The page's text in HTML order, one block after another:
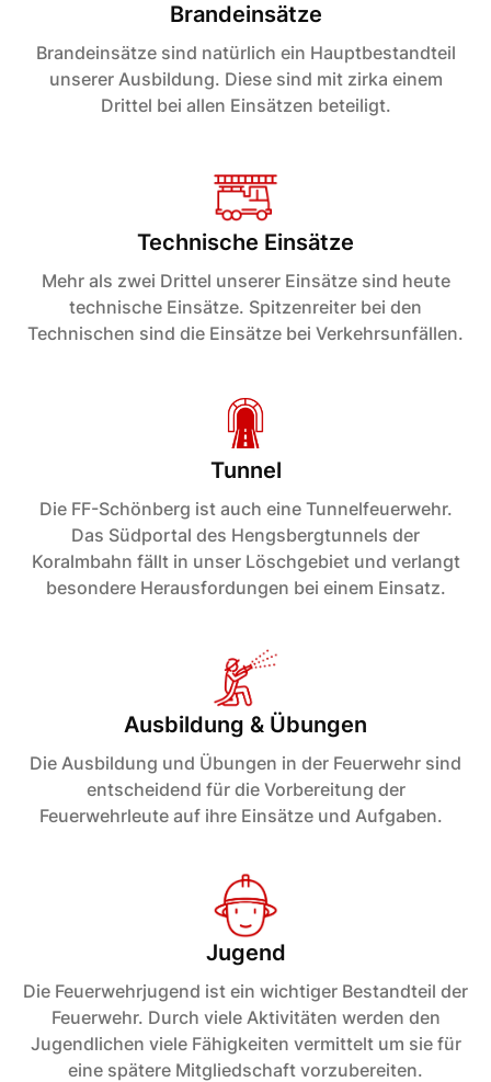
Brandeinsätze
Brandeinsätze sind natürlich ein Hauptbestandteil
unserer Ausbildung. Diese sind mit zirka einem
Drittel bei allen Einsätzen beteiligt.
Technische Einsätze
Mehr als zwei Drittel unserer Einsätze sind heute
technische Einsätze. Spitzenreiter bei den
Technischen sind die Einsätze bei Verkehrsunfällen.
Tunnel
Die FF-Schönberg ist auch eine Tunnelfeuerwehr.
Das Südportal des Hengsbergtunnels der
Koralmbahn fällt in unser Löschgebiet und verlangt
besondere Herausfordungen bei einem Einsatz.
Ausbildung & Übungen
Die Ausbildung und Übungen in der Feuerwehr sind
entscheidend für die Vorbereitung der
Feuerwehrleute auf ihre Einsätze und Aufgaben.
Jugend
Die Feuerwehrjugend ist ein wichtiger Bestandteil der
Feuerwehr. Durch viele Aktivitäten werden den
Jugendlichen viele Fähigkeiten vermittelt um sie für
eine spätere Mitgliedschaft vorzubereiten.